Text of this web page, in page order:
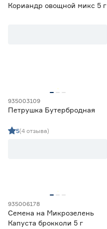
Место высадки
Позднеспелый
Раннеспелый
Среднепоздний
Агроуспех
Гавриш
Страна производства
Кориандр овощной микс 5 г
935003109
Петрушка Бутербродная
5(4 отзыва)
935006178
Семена на Микрозелень
Капуста брокколи 5 г